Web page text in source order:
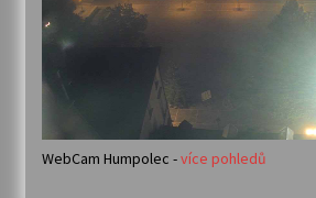
WebCam Humpolec -více pohledů